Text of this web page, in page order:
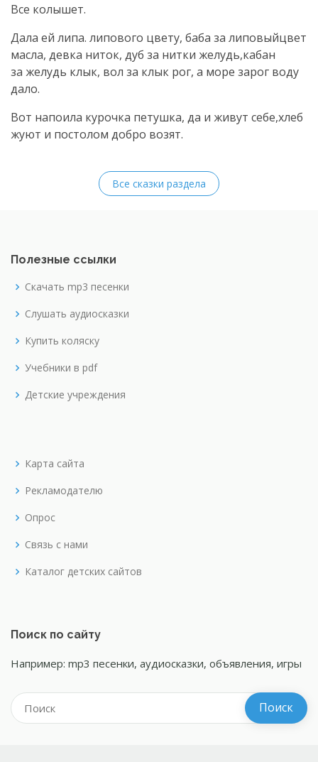
Все колышет.
Дала ей липа. липового цвету, баба за липовыйцвет
масла, девка ниток, дуб за нитки желудь,кабан
за желудь клык, вол за клык рог, а море зарог воду
дало.
Вот напоила курочка петушка, да и живут себе,хлеб
жуют и постолом добро возят.
Все сказки раздела
Полезные ссылки
Скачать mp3 песенки
Слушать аудиосказки
Купить коляску
Учебники в pdf
Детские учреждения
Карта сайта
Рекламодателю
Опрос
Связь с нами
Каталог детских сайтов
Поиск по сайту
Например: mp3 песенки, аудиосказки, объявления, игры